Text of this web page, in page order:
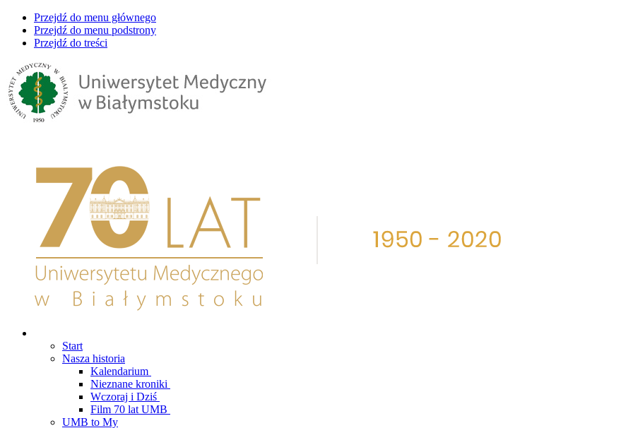
Przejdź do menu głównego
Przejdź do menu podstrony
Przejdź do treści
Start
Nasza historia
Kalendarium
Nieznane kroniki
Wczoraj i Dziś
Film 70 lat UMB
UMB to My